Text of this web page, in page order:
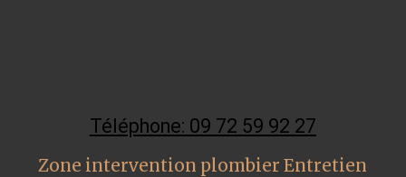
Téléphone: 09 72 59 92 27
Zone intervention plombier Entretien